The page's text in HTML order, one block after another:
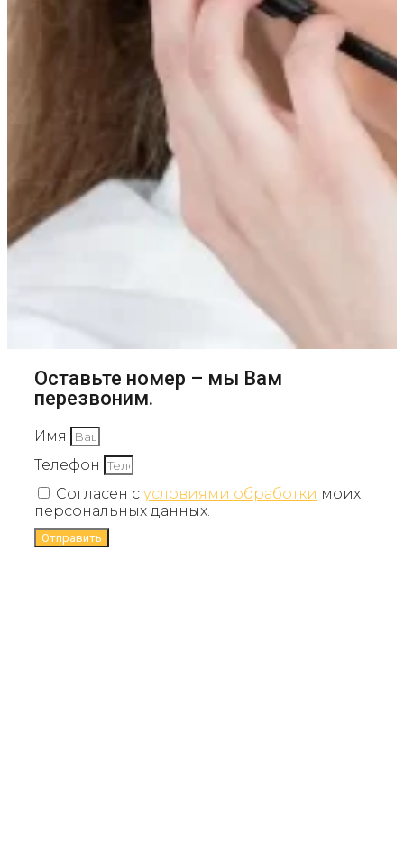
Оставьте номер – мы Вам
перезвоним.
Имя
Телефон
Согласен с условиями обработки моих
персональных данных.
Отправить